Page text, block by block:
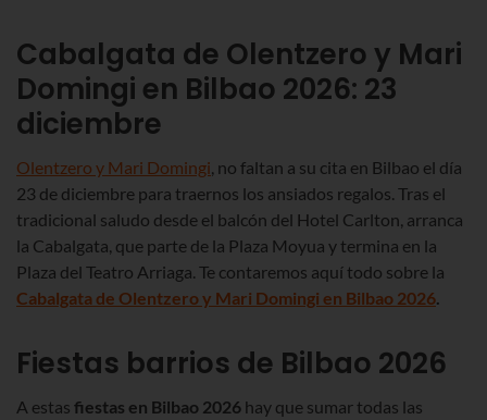
Cabalgata de Olentzero y Mari
Domingi en Bilbao 2026: 23
diciembre
Olentzero y Mari Domingi , no faltan a su cita en Bilbao el día
23 de diciembre para traernos los ansiados regalos. Tras el
tradicional saludo desde el balcón del Hotel Carlton, arranca
la Cabalgata, que parte de la Plaza Moyua y termina en la
Plaza del Teatro Arriaga. Te contaremos aquí todo sobre la
Cabalgata de Olentzero y Mari Domingi en Bilbao 2026
Fiestas barrios de Bilbao 2026
A estas fiestas en Bilbao 2026 hay que sumar todas las